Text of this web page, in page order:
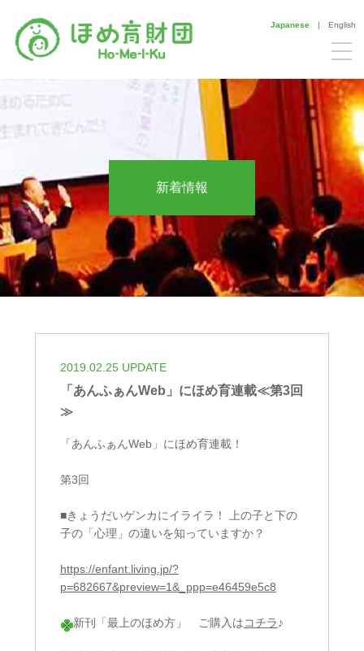
Japanese | English
新着情報
2019.02.25 UPDATE
「あんふぁんWeb」にほめ育連載≪第3回
≫
「あんふぁんWeb」にほめ育連載！
第3回
■きょうだいゲンカにイライラ！ 上の子と下の
子の「心理」の違いを知っていますか？
https://enfant.living.jp/?
p=682667&preview=1&_ppp=e46459e5c8
新刊「最上のほめ方」 ご購入はコチラ♪